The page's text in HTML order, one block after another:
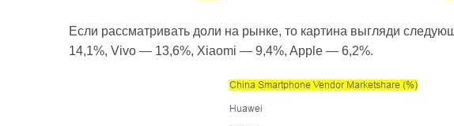
Если рассматривать доли на рынке, то картина выгляди
14,1%, Vivo — 13,6%, Xiaomi — 9,4%, Apple — 6,2%.